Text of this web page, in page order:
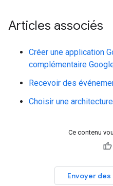
Articles associés
Créer une application
complémentaire
Recevoir des
Choisir une
Ce contenu
Envoyer